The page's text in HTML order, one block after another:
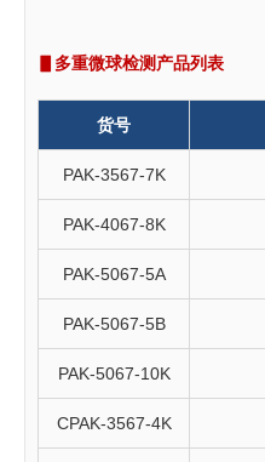
▋多重微球检测产品列表
货号
PAK-3567-7K
PAK-4067-8K
PAK-5067-5A
PAK-5067-5B
PAK-5067-10K
CPAK-3567-4K